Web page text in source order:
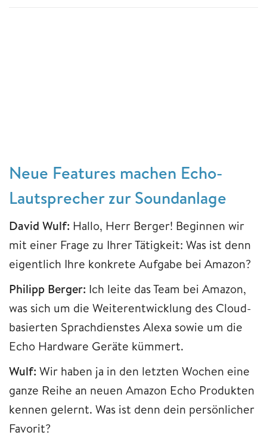
Neue Features machen Echo-
Lautsprecher zur Soundanlage
David Wulf: Hallo, Herr Berger! Beginnen wir
mit einer Frage zu Ihrer Tätigkeit: Was ist denn
eigentlich Ihre konkrete Aufgabe bei Amazon?
Philipp Berger: Ich leite das Team bei Amazon,
was sich um die Weiterentwicklung des Cloud-
basierten Sprachdienstes Alexa sowie um die
Echo Hardware Geräte kümmert.
Wulf: Wir haben ja in den letzten Wochen eine
ganze Reihe an neuen Amazon Echo Produkten
kennen gelernt. Was ist denn dein persönlicher
Favorit?